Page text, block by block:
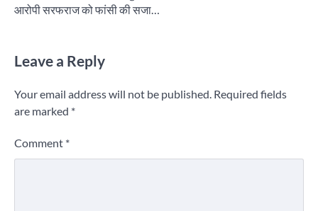
आरोपी सरफराज को फांसी की सजा…
Leave a Reply
Your email address will not be published. Required fields
are marked *
Comment *